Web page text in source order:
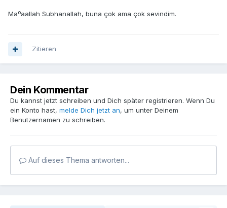
Maºaallah Subhanallah, buna çok ama çok sevindim.
Zitieren
Dein Kommentar
Du kannst jetzt schreiben und Dich später registrieren. Wenn Du
ein Konto hast, melde Dich jetzt an, um unter Deinem
Benutzernamen zu schreiben.
Auf dieses Thema antworten...